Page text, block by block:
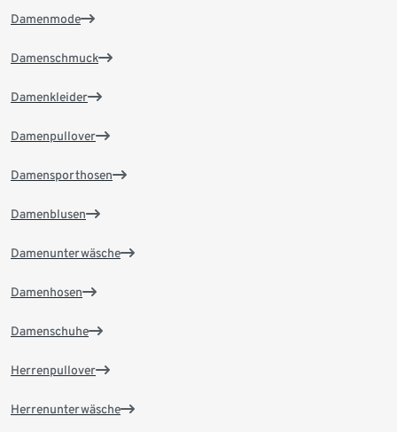
Damenmode
Damenschmuck
Damenkleider
Damenpullover
Damensporthosen
Damenblusen
Damenunterwäsche
Damenhosen
Damenschuhe
Herrenpullover
Herrenunterwäsche